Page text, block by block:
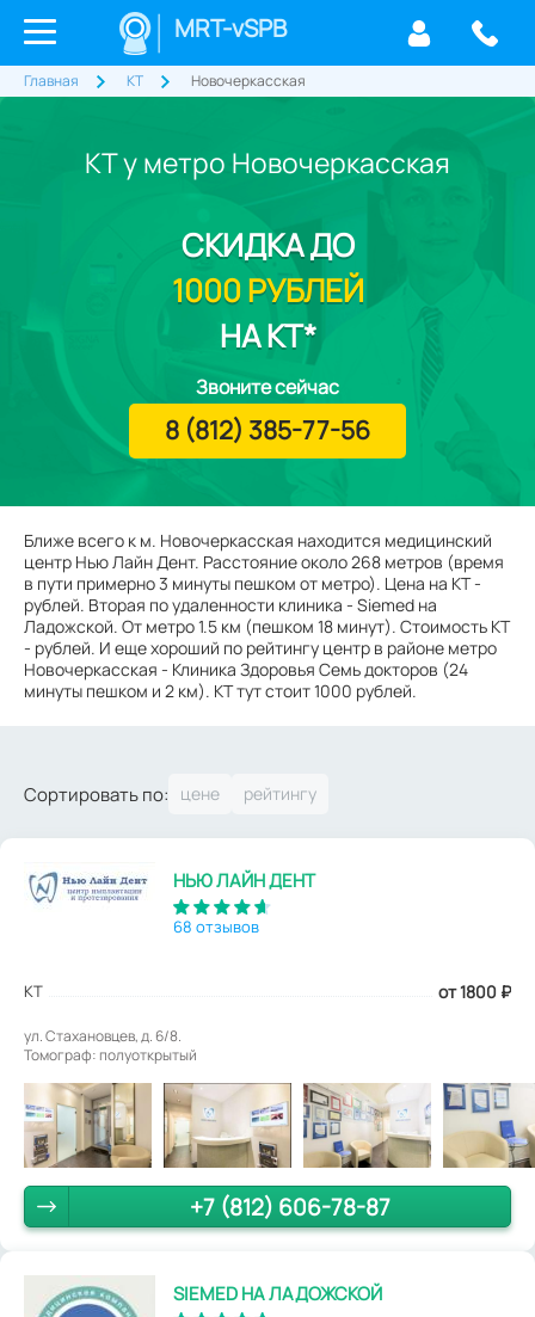
MRT-vSPB
Главная КТ Новочеркасская
КТ у метро Новочеркасская
Ближе всего к м. Новочеркасская находится медицинский
центр Нью Лайн Дент. Расстояние около 268 метров (время
в пути примерно 3 минуты пешком от метро). Цена на КТ -
рублей. Вторая по удаленности клиника - Siemed на
Ладожской. От метро 1.5 км (пешком 18 минут). Стоимость КТ
- рублей. И еще хороший по рейтингу центр в районе метро
Новочеркасская - Клиника Здоровья Семь докторов (24
минуты пешком и 2 км). КТ тут стоит 1000 рублей.
СКИДКАДО
1000 РУБЛЕЙ
НА КТ*
Звоните сейчас
8 (812) 385-77-56
Сортировать по:
НЬЮ ЛАЙН ДЕНТ
68 отзывов
КТ от 1800 ₽
ул. Стахановцев, д. 6/8.
Томограф: полуоткрытый
+7 (812) 606-78-87
SIEMED НА ЛАДОЖСКОЙ